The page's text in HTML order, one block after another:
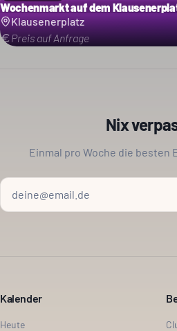
Wochenmarkt auf dem
Klausenerplatz
Preis auf Anfrage
Nix
Einmal pro Woche die besten
Kalender
Heute